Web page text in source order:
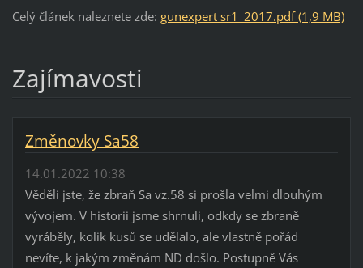
Celý článek naleznete zde: gunexpert sr1_2017.pdf (1,9 MB)
Zajímavosti
Změnovky Sa58
14.01.2022 10:38
Věděli jste, že zbraň Sa vz.58 si prošla velmi dlouhým
vývojem. V historii jsme shrnuli, odkdy se zbraně
vyráběly, kolik kusů se udělalo, ale vlastně pořád
nevíte, k jakým změnám ND došlo. Postupně Vás